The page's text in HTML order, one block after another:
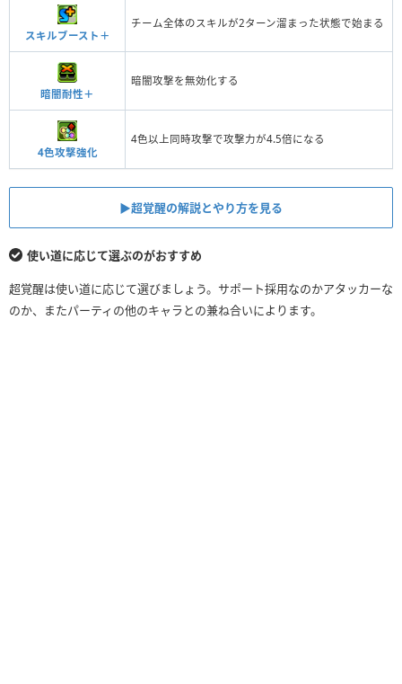
スキルブースト＋
チーム全体のスキルが2ターン溜まった状態で始まる
暗闇耐性＋
暗闇攻撃を無効化する
4色攻撃強化
4色以上同時攻撃で攻撃力が4.5倍になる
▶︎超覚醒の解説とやり方を見る
使い道に応じて選ぶのがおすすめ
超覚醒は使い道に応じて選びましょう。サポート採用なのかアタッカーな
のか、またパーティの他のキャラとの兼ね合いによります。